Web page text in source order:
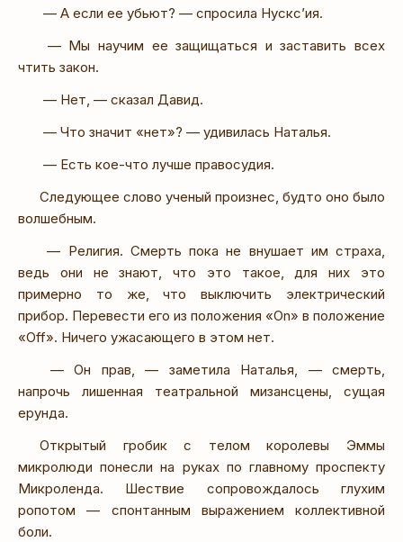
— А если ее убьют? — спросила Нускс’ия.
— Мы научим ее защищаться и заставить всех
чтить закон.
— Нет, — сказал Давид.
— Что значит «нет»? — удивилась Наталья.
— Есть кое-что лучше правосудия.
Следующее слово ученый произнес, будто оно было
волшебным.
— Религия. Смерть пока не внушает им страха,
ведь они не знают, что это такое, для них это
примерно то же, что выключить электрический
прибор. Перевести его из положения «On» в положение
«Off». Ничего ужасающего в этом нет.
— Он прав, — заметила Наталья, — смерть,
напрочь лишенная театральной мизансцены, сущая
ерунда.
Открытый гробик с телом королевы Эммы
микролюди понесли на руках по главному проспекту
Микроленда. Шествие сопровождалось глухим
ропотом — спонтанным выражением коллективной
боли.